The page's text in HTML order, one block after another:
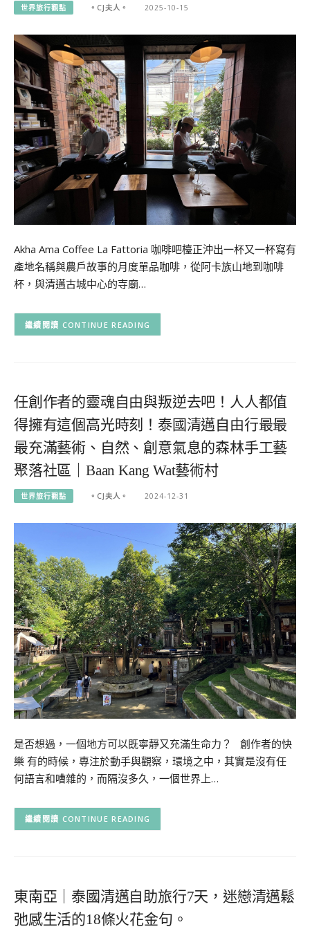
世界旅行觀點 。CJ夫人。 2025-10-15
Akha Ama Coffee La Fattoria 咖啡吧檯正沖出一杯又一杯寫有
產地名稱與農戶故事的月度單品咖啡，從阿卡族山地到咖啡
杯，與清邁古城中心的寺廟…
CONTINUE READING
任創作者的靈魂自由與叛逆去吧！人人都值
得擁有這個高光時刻！泰國清邁自由行最最
最充滿藝術、自然、創意氣息的森林手工藝
聚落社區｜Baan Kang Wat藝術村
世界旅行觀點 。CJ夫人。 2024-12-31
是否想過，一個地方可以既寧靜又充滿生命力？ 創作者的快
樂 有的時候，專注於動手與觀察，環境之中，其實是沒有任
何語言和嘈雜的，而隔沒多久，一個世界上…
CONTINUE READING
東南亞｜泰國清邁自助旅行7天，迷戀清邁鬆
弛感生活的18條火花金句。